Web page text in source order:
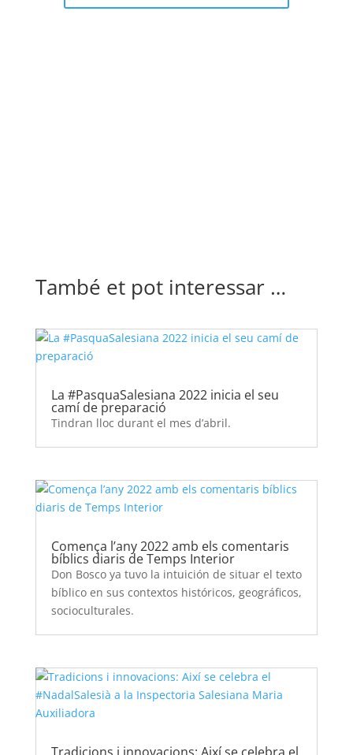
També et pot interessar …
La #PasquaSalesiana 2022 inicia el seu
camí de preparació
Tindran lloc durant el mes d’abril.
Comença l’any 2022 amb els comentaris
bíblics diaris de Temps Interior
Don Bosco ya tuvo la intuición de situar el texto
bíblico en sus contextos históricos, geográficos,
socioculturales.